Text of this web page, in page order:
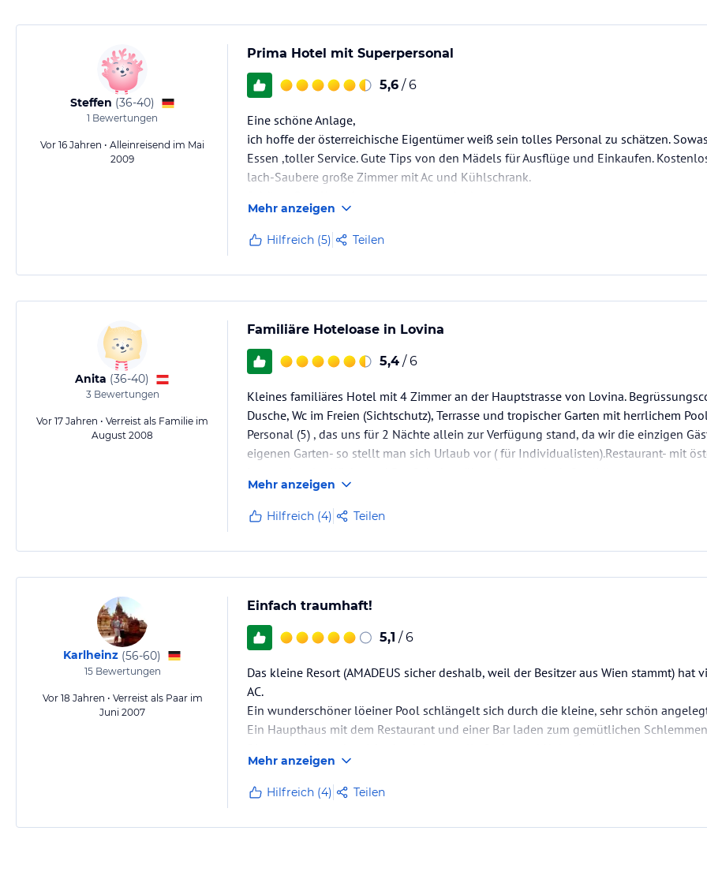
Steffen (36-40)
1 Bewertungen
Vor 16 Jahren • Alleinreisend im Mai
2009
Prima Hotel mit Superpersonal
5,6 / 6
Eine schöne Anlage,
ich hoffe der österreichische Eigentümer weiß sein tolles Personal zu schätzen.
Essen ,toller Service. Gute Tips von den Mädels für Ausflüge und Einkaufen.
lach-Saubere große Zimmer mit Ac und Kühlschrank.
Mehr anzeigen
Hilfreich (5) Teilen
Anita (36-40)
3Bewertungen
Vor 17 Jahren • Verreist als Familie im
August 2008
Familiäre Hoteloase in Lovina
5,4 / 6
Kleines familiäres Hotel mit 4 Zimmer an der Hauptstrasse von Lovina.
Dusche, Wc im Freien (Sichtschutz), Terrasse und tropischer Garten mit herrlichem
Personal (5) , das uns für 2 Nächte allein zur Verfügung stand, da wir die einzigen
eigenen Garten- so stellt man sich Urlaub vor ( für Individualisten).Restaurant- mit
Mehr anzeigen
Hilfreich (4) Teilen
Karlheinz (56-60)
15Bewertungen
Vor 18 Jahren • Verreist als Paar im
Juni 2007
Einfach traumhaft!
5,1 / 6
Das kleine Resort (AMADEUS sicher deshalb, weil der Besitzer aus Wien stammt) hat
AC.
Ein wunderschöner löeiner Pool schlängelt sich durch die kleine, sehr schön
Ein Haupthaus mit dem Restaurant und einer Bar laden zum gemütlichen
Wir haben uns einfach wohlgefühlt und konnten so nach unserem Trip durch
In Lovina sind wenige Touristen;…
Mehr anzeigen
Hilfreich (4) Teilen